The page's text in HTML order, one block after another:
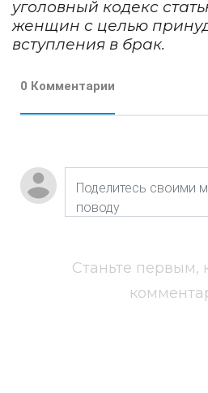
уголовный кодекс
женщин с целью
вступления в брак.
0 Комментарии
Станьте первым,